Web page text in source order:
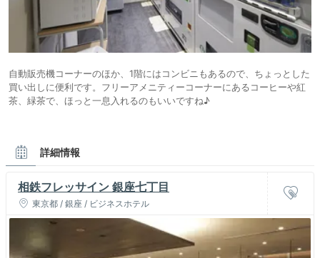
自動販売機コーナーのほか、1階にはコンビニもあるので、ちょっとした
買い出しに便利です。フリーアメニティーコーナーにあるコーヒーや紅
茶、緑茶で、ほっと一息入れるのもいいですね♪
詳細情報
相鉄フレッサイン 銀座七丁目
東京都 / 銀座 / ビジネスホテル